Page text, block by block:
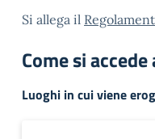
Si allega il
Come si
Luoghi in cui viene